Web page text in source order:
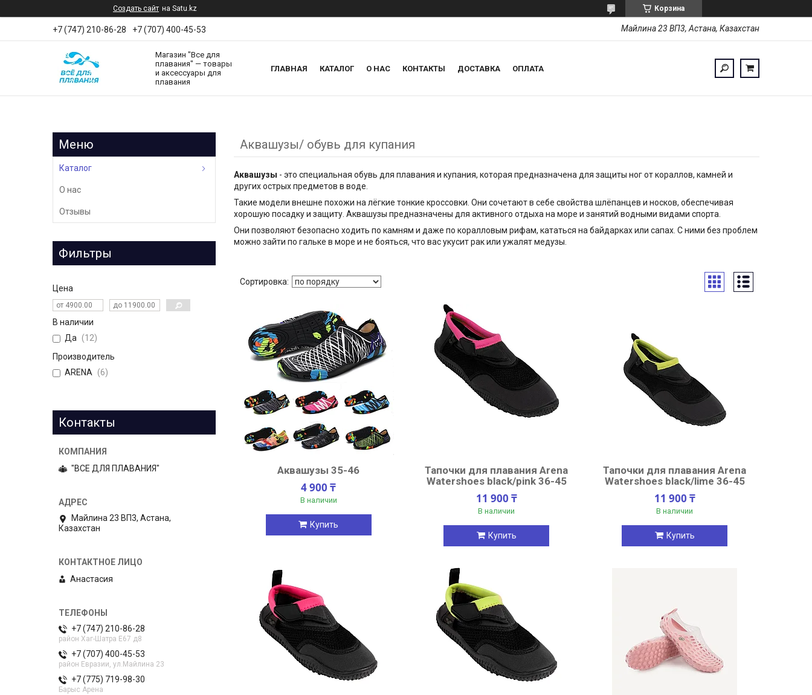
Создать сайт на Satu.kz Корзина
+7 (747) 210-86-28 +7 (707) 400-45-53 Майлина 23 ВП3, Астана, Казахстан
Магазин "Все для
плавания" — товары
и аксессуары для
плавания
ГЛАВНАЯ КАТАЛОГ О НАС КОНТАКТЫ ДОСТАВКА ОПЛАТА
Аквашузы/ обувь для купания
Аквашузы - это специальная обувь для плавания и купания, которая предназначена для защиты ног от кораллов, камней и
других острых предметов в воде.
Такие модели внешне похожи на лёгкие тонкие кроссовки. Они сочетают в себе свойства шлёпанцев и носков, обеспечивая
хорошую посадку и защиту. Аквашузы предназначены для активного отдыха на море и занятий водными видами спорта.
Они позволяют безопасно ходить по камням и даже по коралловым рифам, кататься на байдарках или сапах. С ними без проблем
можно зайти по гальке в море и не бояться, что вас укусит рак или ужалят медузы.
Аквашузы 35-46
4 900 ₸
В наличии
Купить
Тапочки для плавания Arena
Watershoes black/pink 36-45
11 900 ₸
В наличии
Купить
Тапочки для плавания Arena
Watershoes black/lime 36-45
11 900 ₸
В наличии
Купить
Каталог
О нас
Отзывы
Фильтры
Цена
В наличии
Да
12
Производитель
ARENA
6
Контакты
"ВСЕ ДЛЯ ПЛАВАНИЯ"
Майлина 23 ВП3, Астана,
Казахстан
Анастасия
+7 (747) 210-86-28
район Хаг-Шатра Е67 д8
+7 (707) 400-45-53
район Евразии, ул.Майлина 23
+7 (775) 719-98-30
Барыс Арена